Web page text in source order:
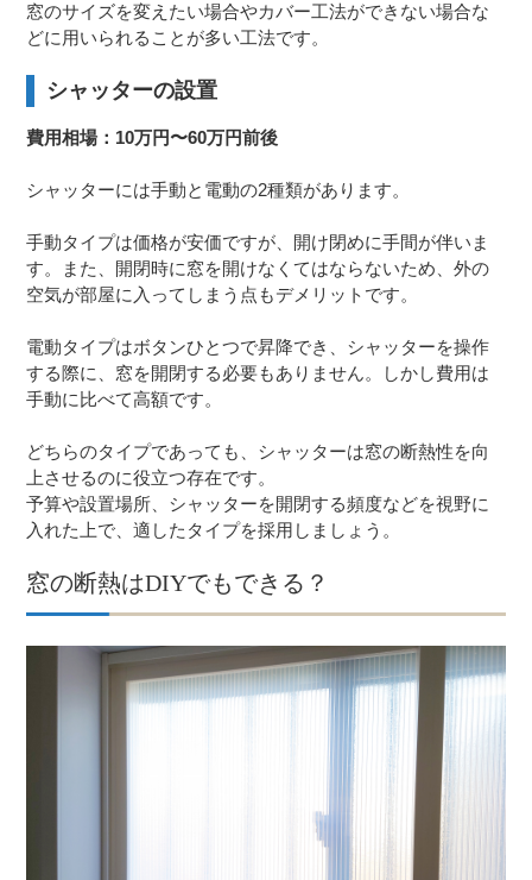
窓のサイズを変えたい場合やカバー工法ができない場合な
どに用いられることが多い工法です。
シャッターの設置
費用相場：10万円〜60万円前後
シャッターには手動と電動の2種類があります。
手動タイプは価格が安価ですが、開け閉めに手間が伴いま
す。また、開閉時に窓を開けなくてはならないため、外の
空気が部屋に入ってしまう点もデメリットです。
電動タイプはボタンひとつで昇降でき、シャッターを操作
する際に、窓を開閉する必要もありません。しかし費用は
手動に比べて高額です。
どちらのタイプであっても、シャッターは窓の断熱性を向
上させるのに役立つ存在です。
予算や設置場所、シャッターを開閉する頻度などを視野に
入れた上で、適したタイプを採用しましょう。
窓の断熱はDIYでもできる？